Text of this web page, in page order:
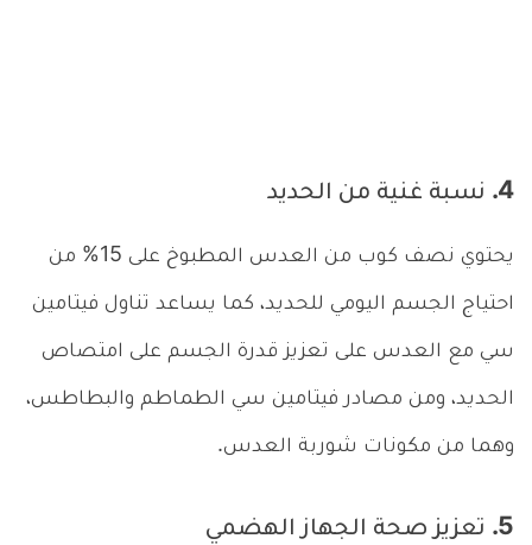
4. نسبة غنية من الحديد
يحتوي نصف كوب من العدس المطبوخ على 15% من
احتياج الجسم اليومي للحديد، كما يساعد تناول فيتامين
سي مع العدس على تعزيز قدرة الجسم على امتصاص
الحديد، ومن مصادر فيتامين سي الطماطم والبطاطس،
وهما من مكونات شوربة العدس.
5. تعزيز صحة الجهاز الهضمي